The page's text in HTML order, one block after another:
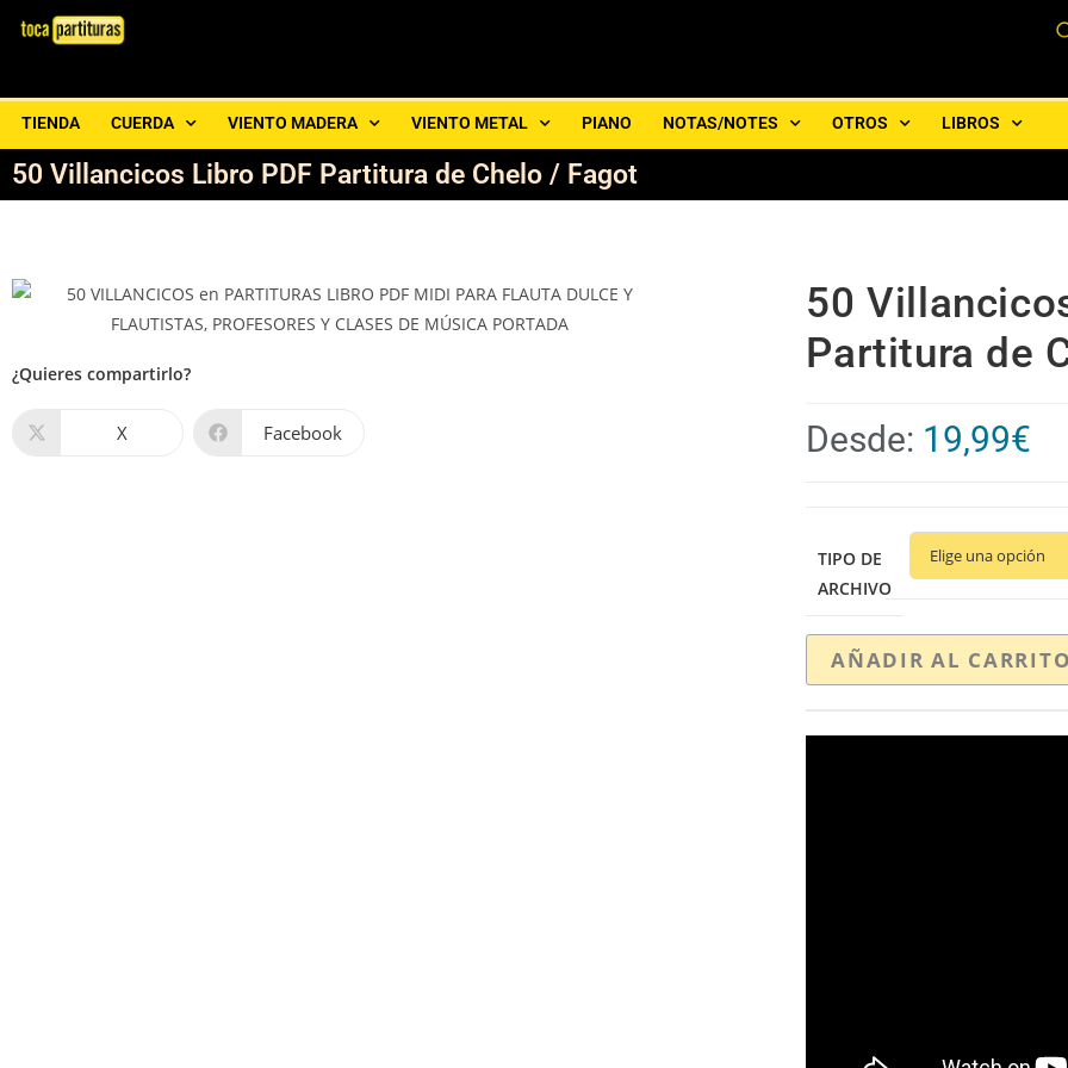
TIENDA CUERDA VIENTO MADERA VIENTO METAL PIANO NOTAS/NOTES OTROS LIBROS
50 Villancicos Libro PDF Partitura de Chelo / Fagot
¿Quieres compartirlo?
X Facebook
50
Partitura de
Desde: 19,99€
TIPO DE
ARCHIVO
AÑADIR AL